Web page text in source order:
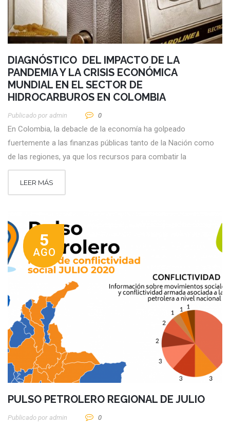
DIAGNÓSTICO DEL IMPACTO DE LA
PANDEMIA Y LA CRISIS ECONÓMICA
MUNDIAL EN EL SECTOR DE
HIDROCARBUROS EN COLOMBIA
Publicado por Admin 0
En Colombia, la debacle de la economía ha golpeado
fuertemente a las finanzas públicas tanto de la Nación como
de las regiones, ya que los recursos para combatir la
LEER MÁS
5
AGO
PULSO PETROLERO REGIONAL DE JULIO
Publicado por Admin 0